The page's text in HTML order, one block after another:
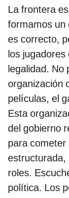
La frontera
formamos un
es correcto,
los
legalidad. No
organización
películas, el
Esta
del gobierno
para
estructurada,
roles.
política. Los